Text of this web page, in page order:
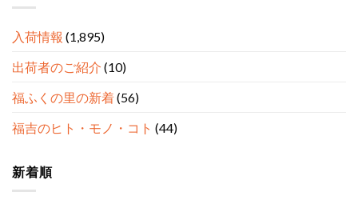
入荷情報 (1,895)
出荷者のご紹介 (10)
福ふくの里の新着(56)
福吉のヒト・モノ・コト (44)
新着順